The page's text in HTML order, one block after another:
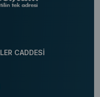
CADDESİ